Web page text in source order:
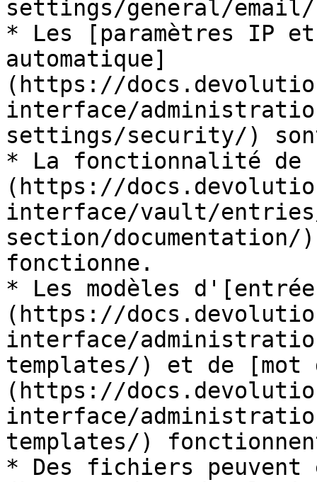
settings/general/
* Les [paramètres IP
automatique]
(https://
interface/
settings/security/)
* La fonctionnalité de
(https://
interface/vault/
section/
fonctionne.
* Les modèles
(https://
interface/
templates/) et de [mot
(https://
interface/
templates/)
* Des fichiers